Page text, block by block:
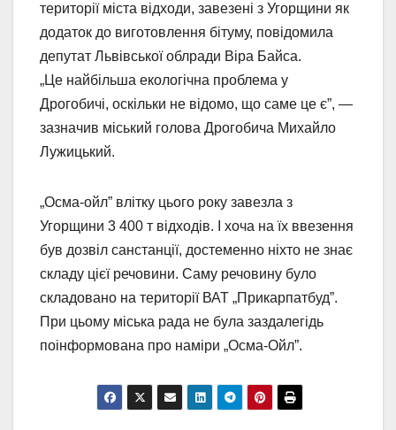
території міста відходи, завезені з Угорщини як
додаток до виготовлення бітуму, повідомила
депутат Львівської облради Віра Байса.
„Це найбільша екологічна проблема у
Дрогобичі, оскільки не відомо, що саме це є”, —
зазначив міський голова Дрогобича Михайло
Лужицький.
„Осма-ойл” влітку цього року завезла з
Угорщини 3 400 т відходів. І хоча на їх ввезення
був дозвіл санстанції, достеменно ніхто не знає
складу цієї речовини. Саму речовину було
складовано на території ВАТ „Прикарпатбуд”.
При цьому міська рада не була заздалегідь
поінформована про наміри „Осма-Ойл”.